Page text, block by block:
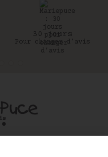
30 jours
Pour changer d’avis